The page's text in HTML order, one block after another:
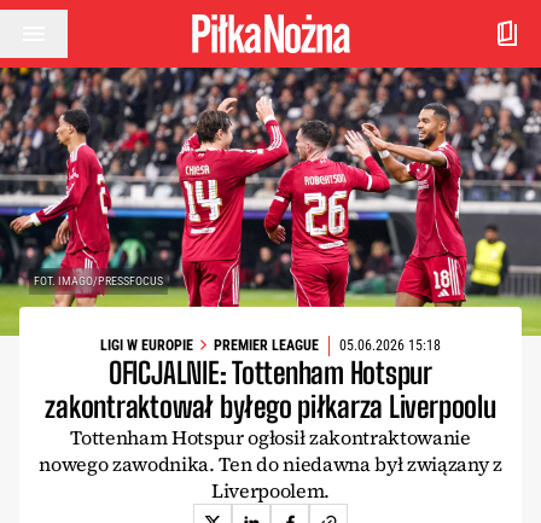
Przejdź do treści
FOT. IMAGO/PRESSFOCUS
LIGI W EUROPIE PREMIER LEAGUE 05.06.2026 15:18
OFICJALNIE: Tottenham Hotspur
zakontraktował byłego piłkarza Liverpoolu
Tottenham Hotspur ogłosił zakontraktowanie
nowego zawodnika. Ten do niedawna był związany z
Liverpoolem.